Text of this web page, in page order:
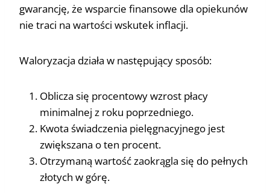
gwarancję, że wsparcie finansowe dla opiekunów
nie traci na wartości wskutek inflacji.
Waloryzacja działa w następujący sposób:
Oblicza się procentowy wzrost płacy
minimalnej z roku poprzedniego.
Kwota świadczenia pielęgnacyjnego jest
zwiększana o ten procent.
Otrzymaną wartość zaokrągla się do pełnych
złotych w górę.